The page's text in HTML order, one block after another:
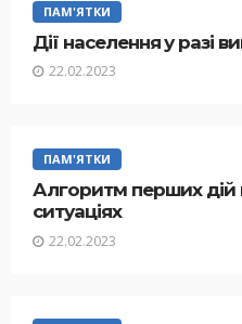
ПАМ'ЯТКИ
Дії населення у разі
22.02.2023
ПАМ'ЯТКИ
Алгоритм перших дій
ситуаціях
22.02.2023